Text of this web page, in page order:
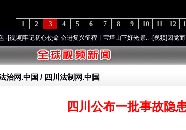
12
11
10
9
8
7
6
5
4
3
2
1
记初心使命 奋进复兴征程丨宝塔山下好光景..·[视频]因党而生 为党
治网.中国 / 四川法制网.中国
四川公布一批事故隐